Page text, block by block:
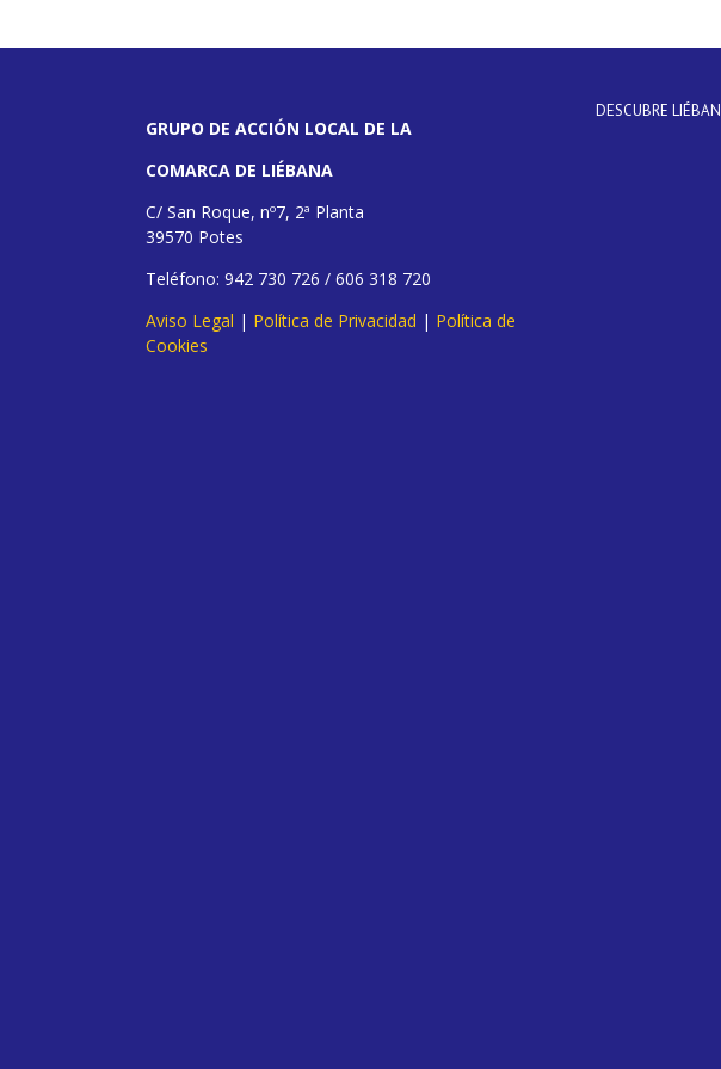
GRUPO DE ACCIÓN LOCAL DE LA
COMARCA DE LIÉBANA
C/ San Roque, nº7, 2ª Planta
39570 Potes
Teléfono: 942 730 726 / 606 318 720
Aviso Legal | Política de Privacidad | Política de
Cookies
DESCUBRE